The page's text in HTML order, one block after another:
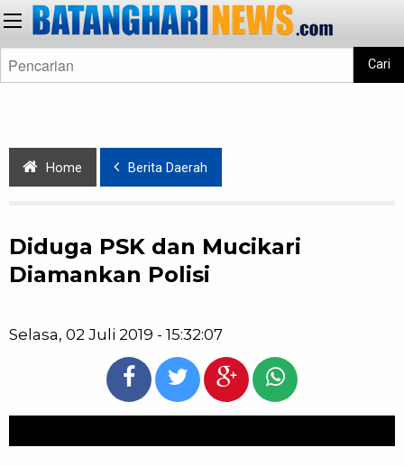
Cari
Home Berita Daerah
Diduga PSK dan Mucikari
Diamankan Polisi
Selasa, 02 Juli 2019 - 15:32:07